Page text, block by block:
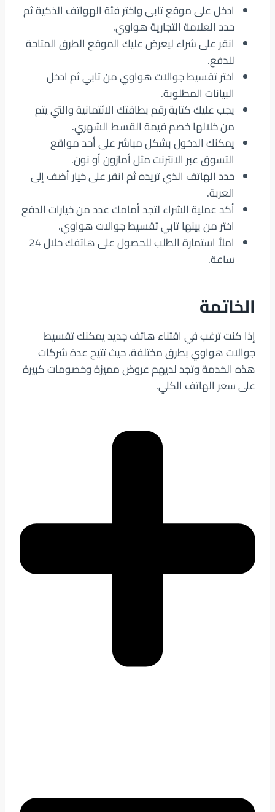
ادخل على موقع تابي واختر فئة الهواتف الذكية ثم
حدد العلامة التجارية هواوي.
انقر على شراء ليعرض عليك الموقع الطرق المتاحة
للدفع.
اختر تقسيط جوالات هواوي من تابي ثم ادخل
البيانات المطلوبة.
يجب عليك كتابة رقم بطاقتك الائتمانية والتي يتم
من خلالها خصم قيمة القسط الشهري.
يمكنك الدخول بشكل مباشر على أحد مواقع
التسوق عبر الانترنت مثل أمازون أو نون.
حدد الهاتف الذي تريده ثم انقر على خيار أضف إلى
العربة.
أكد عملية الشراء لتجد أمامك عدد من خيارات الدفع
اختر من بينها تابي تقسيط جوالات هواوي.
املأ استمارة الطلب للحصول على هاتفك خلال 24
ساعة.
الخاتمة
إذا كنت ترغب في اقتناء هاتف جديد يمكنك تقسيط
جوالات هواوي بطرق مختلفة، حيث تتيح عدة شركات
هذه الخدمة وتجد لديهم عروض مميزة وخصومات كبيرة
على سعر الهاتف الكلي.